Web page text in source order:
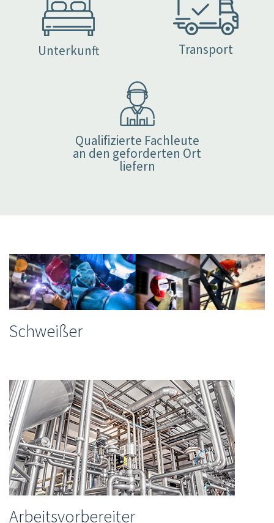
Unterkunft Transport
Qualifizierte Fachleute
an den geforderten Ort
liefern
Schweißer
Arbeitsvorbereiter